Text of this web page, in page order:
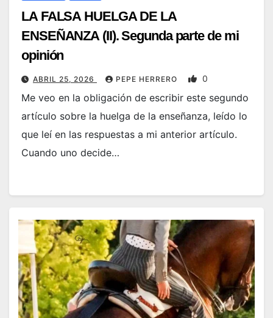
LA FALSA HUELGA DE LA
ENSEÑANZA (II). Segunda parte de mi
opinión
ABRIL 25, 2026 PEPE HERRERO 0
Me veo en la obligación de escribir este segundo
artículo sobre la huelga de la enseñanza, leído lo
que leí en las respuestas a mi anterior artículo.
Cuando uno decide…